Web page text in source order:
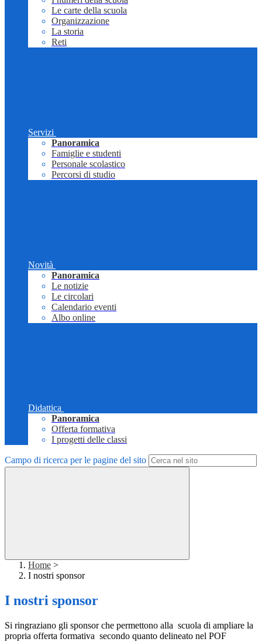
Le carte della scuola
Organizzazione
La storia
Reti
Servizi
Panoramica
Famiglie e studenti
Personale scolastico
Percorsi di studio
Novità
Panoramica
Le notizie
Le circolari
Calendario eventi
Albo online
Didattica
Panoramica
Offerta formativa
I progetti delle classi
Campo di ricerca per le pagine del sito
Home >
I nostri sponsor
I nostri sponsor
Si ringraziano gli sponsor che permettono alla scuola di ampliare la
propria offerta formativa secondo quanto delineato nel POF